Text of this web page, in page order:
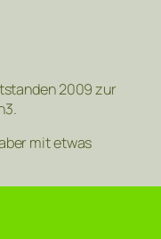
2009 zur
mit etwas